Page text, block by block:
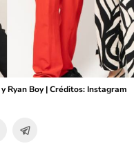
Ryan Boy | Créditos: Instagram